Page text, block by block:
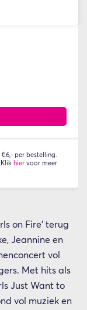
per bestelling.
hier voor meer
on Fire’ terug
Jeannine en
vol
Met hits als
Just Want to
vol muziek en